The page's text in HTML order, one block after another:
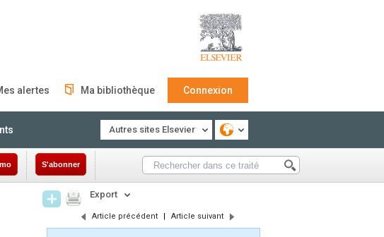
alertes Ma bibliothèque Connexion
Autres sites Elsevier
S'abonner
Export
Article précédent | Article suivant